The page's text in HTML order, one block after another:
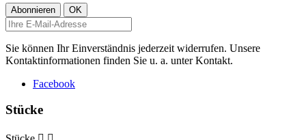
Sie können Ihr Einverständnis jederzeit widerrufen. Unsere
Kontaktinformationen finden Sie u. a. unter Kontakt.
Facebook
Stücke